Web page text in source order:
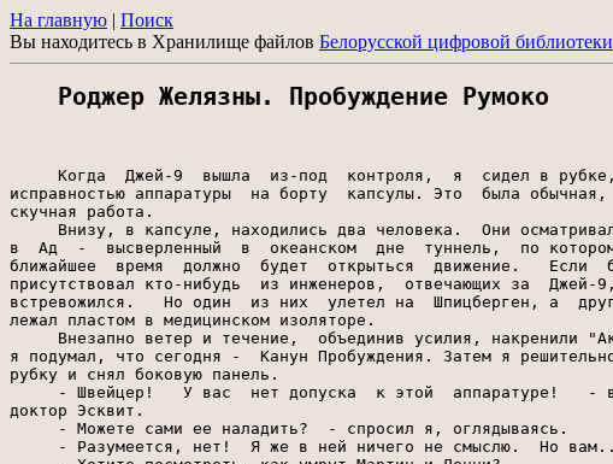
На главную | Поиск
Вы находитесь в Хранилище файлов Белорусской цифровой библиотеки
Роджер Желязны. Пробуждение Румоко